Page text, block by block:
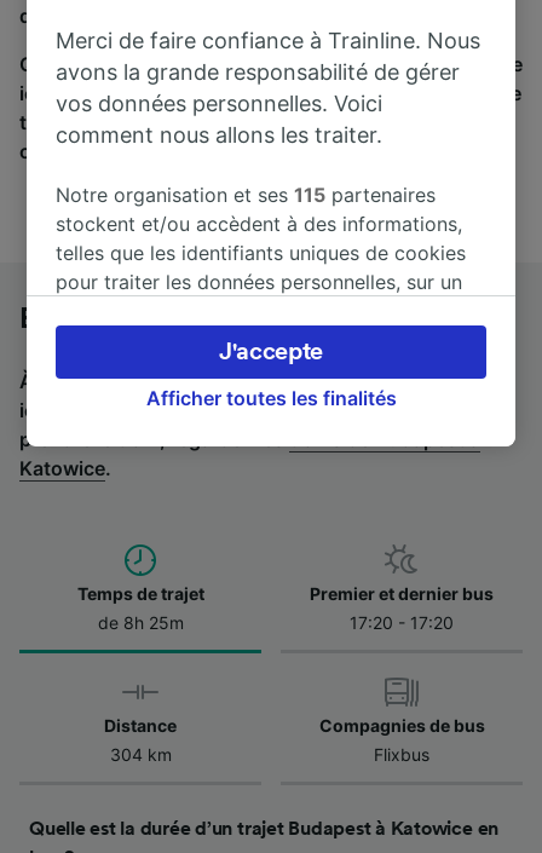
de trajets et les prix des voyages, en train et en bus.
Qu’importe votre destination, votre voyage commence
ici. Nous collaborons avec plus de 170 compagnies de
train et de bus. Consultez et achetez vos billets sur
cette page.
Budapest à Katowice en bus
À la recherche de l’itinéraire retour en bus ? C'est par
ici :
Bus de Katowice à Budapest .Si vous préférez
prendre le train, regardez les
Katowice.
Temps de trajet
de 8h 25m
Premier et dernier bus
17:20 - 17:20
Distance
304 km
Compagnies de bus
Flixbus
Quelle est la durée d’un trajet Budapest à Katowice en
Merci de faire confiance à Trainline. Nous
avons la grande responsabilité de gérer
vos données personnelles. Voici
comment nous allons les traiter.
Notre organisation et ses115 partenaires
stockent et/ou accèdent à des informations,
telles que les identifiants uniques de cookies
pour traiter les données personnelles, sur un
préférences, notamment en exerçant votre
droit d’opposition à l’intérêt légitime, en
cliquant ci-dessous ou à tout moment sur la
préférences seront signalées à nos partenaires
et n’affecteront pas les données de navigation.
de traçage si vous nous avez demandé de ne
pas vous tracer.
Nos équipes ainsi que nos partenaires
externes, traitent des données selon les
Utiliser des données de géolocalisation
précises. Analyser activement les
caractéristiques de l’appareil pour
contenu personnalisés, mesure de
Afficher toutes les finalités
J'accepte